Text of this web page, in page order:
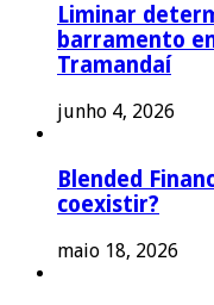
Liminar
barramento
Tramandaí
junho 4, 2026
Blended
coexistir?
maio 18, 2026